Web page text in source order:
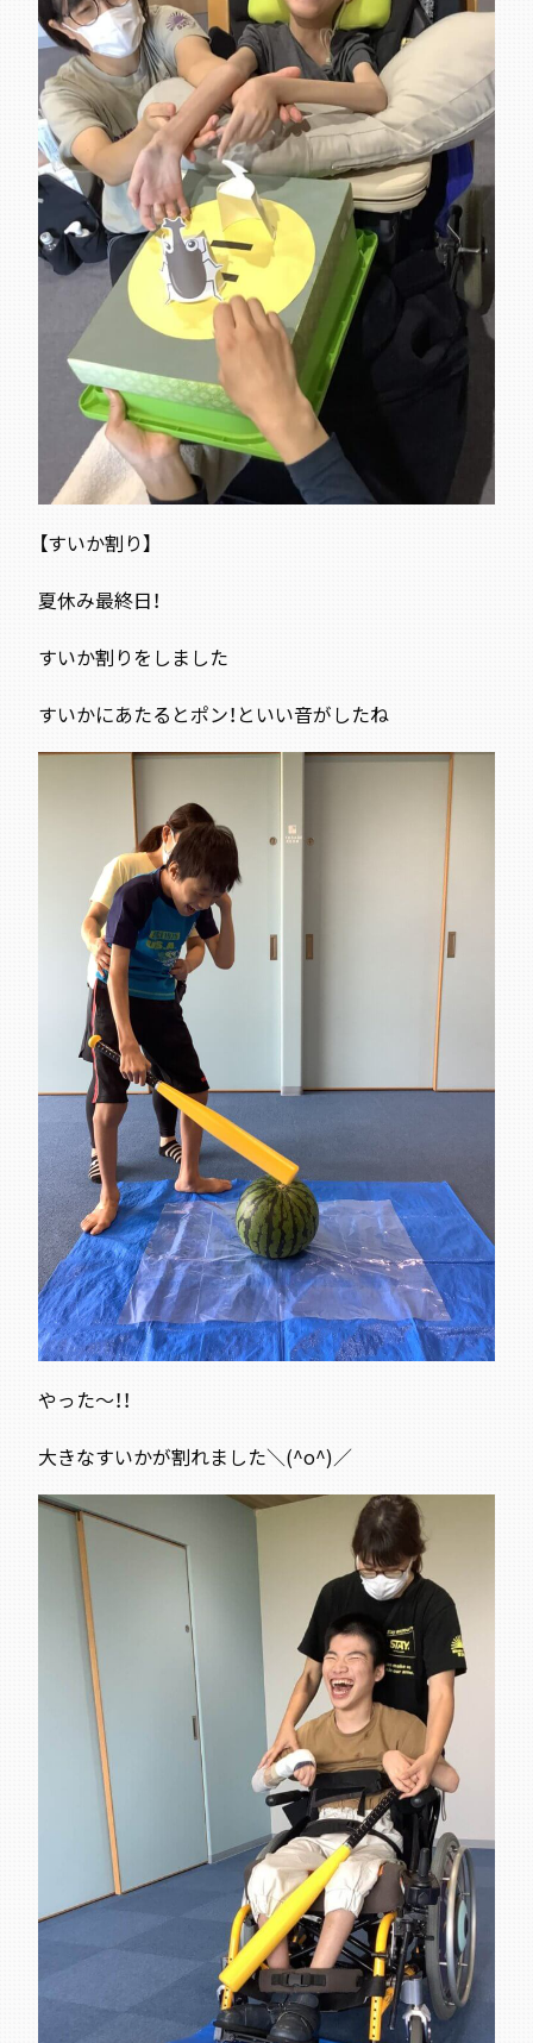
【すいか割り】
夏休み最終日！
すいか割りをしました
すいかにあたるとポン！といい音がしたね
やった～！！
大きなすいかが割れました＼(^o^)／